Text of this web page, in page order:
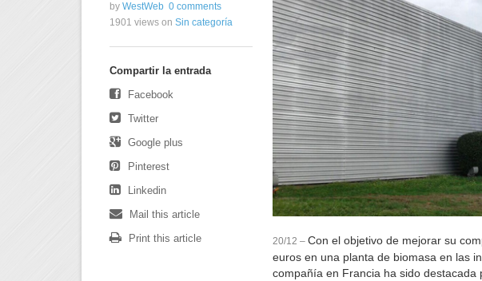
20/12 – Con el objetivo de mejorar su
euros en una planta de biomasa en las
compañía en Francia ha sido destacada
by WestWeb 0 comments
1901 views on Sin categoría
Compartir la entrada
Facebook
Twitter
Google plus
Pinterest
Linkedin
Mail this article
Print this article